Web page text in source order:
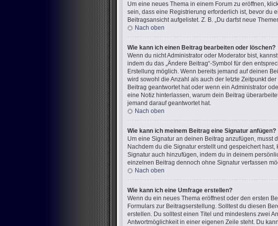
Um eine neues Thema in einem Forum zu eröffnen,
sein, dass eine Registrierung erforderlich ist, bevor du
Beitragsansicht aufgelistet. Z. B. „Du darfst neue
Nach oben
Wie kann ich einen Beitrag bearbeiten oder löschen?
Wenn du nicht Administrator oder Moderator bist,
indem du das „Ändere Beitrag“-Symbol für den
Erstellung möglich. Wenn bereits jemand auf deinen
wird sowohl die Anzahl als auch der letzte Zeitpunkt
Beitrag geantwortet hat oder wenn ein Administrator
eine Notiz hinterlassen, warum dein Beitrag
jemand darauf geantwortet hat.
Nach oben
Wie kann ich meinem Beitrag eine Signatur anfügen?
Um eine Signatur an deinen Beitrag anzufügen,
Nachdem du die Signatur erstellt und gespeichert
Signatur auch hinzufügen, indem du in deinem
einzelnen Beitrag dennoch ohne Signatur verfassen
Nach oben
Wie kann ich eine Umfrage erstellen?
Wenn du ein neues Thema eröffnest oder den ersten
Formulars zur Beitragserstellung. Solltest du diesen
erstellen. Du solltest einen Titel und mindestens zwei
Antwortmöglichkeit in einer eigenen Zeile steht. Du